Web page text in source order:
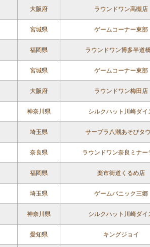
大阪府 ラウンドワン高槻店
宮城県 ゲームコーナー東部
福岡県 ラウンドワン博多半道
宮城県 ゲームコーナー東部
大阪府 ラウンドワン梅田店
神奈川県 シルクハット川崎ダイ
埼玉県 サープラ八潮あそびタ
奈良県 ラウンドワン奈良ミナー
福岡県 楽市街道くるめ店
埼玉県 ゲームパニック三郷
神奈川県 シルクハット川崎ダイ
愛知県 キングジョイ